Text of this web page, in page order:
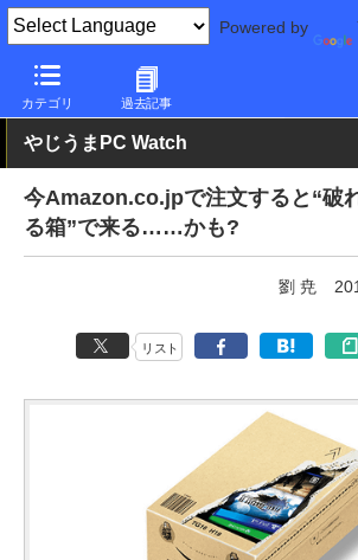
Powered by
カテゴリ 過去記事
PC Watch 市場 動向
やじうまPC Watch
今Amazon.co.jpで注文すると“破
る箱”で来る……かも?
劉 尭
リスト